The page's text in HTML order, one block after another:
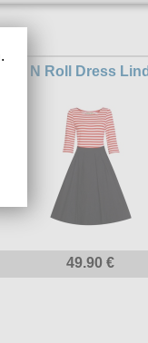
N Roll Dress
49.90 €